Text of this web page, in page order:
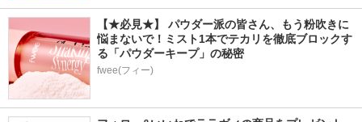
【★必見★】 パウダー派の皆さん、もう粉吹きに
悩まないで！ミスト1本でテカリを徹底ブロックす
る「パウダーキープ」の秘密
fwee(フィー)